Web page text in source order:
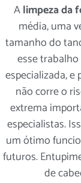
Alimpeza da
média, uma
tamanho do
esse
especializada, e
não corre o
extrema
especialistas.
um ótimo
futuros.
de